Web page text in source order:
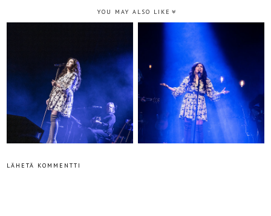
YOU MAY ALSO LIKE
LÄHETÄ KOMMENTTI